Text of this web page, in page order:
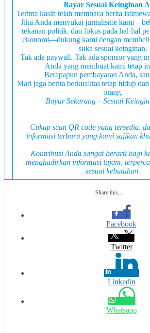
Bayar Sesuai Keinginan
Terima kasih telah membaca berita
Jika Anda menyukai jurnalisme
tekanan politik, dan fokus pada hal-hal
ekonomi—dukung kami dengan
suka sesuai keinginan.
Tak ada paywall. Tak ada sponsor yang
Anda yang membuat kami tetap
Berapapun pembayaran Anda,
Mari jaga berita berkualitas tetap hidup dan
orang.
Bayar Sekarang – Sesuai
Cukup scan QR code yang tersedia,
informasi terbaru yang kami sajikan
Kontribusi Anda sangat berarti bagi
menghadirkan informasi tajam,
sesuai kebutuhan.
Share this...
Facebook
Twitter
Linkedin
Whatsapp